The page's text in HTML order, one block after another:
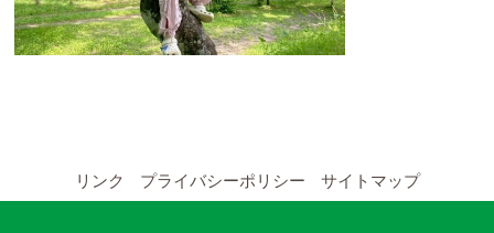
留学コースのご案内
リンク プライバシーポリシー サイトマップ